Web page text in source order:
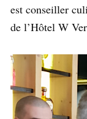
est conseiller
de l’Hôtel W